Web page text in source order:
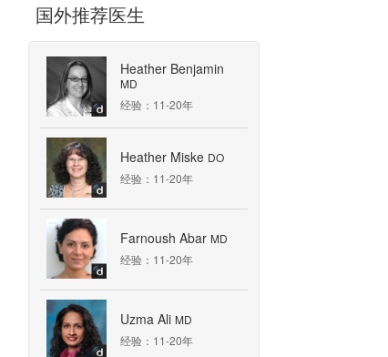
国外推荐医生
Heather Benjamin
MD
经验：11-20年
Heather Miske DO
经验：11-20年
Farnoush Abar MD
经验：11-20年
Uzma Ali MD
经验：11-20年